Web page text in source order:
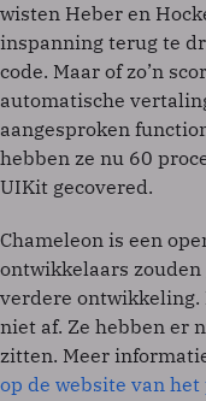
wisten Heber en
inspanning terug te
code. Maar of zo’n
automatische
aangesproken
hebben ze nu 60
UIKit gecovered.
Chameleon is een
ontwikkelaars
verdere ontwikkeling.
niet af. Ze hebben er
zitten. Meer
op de website van